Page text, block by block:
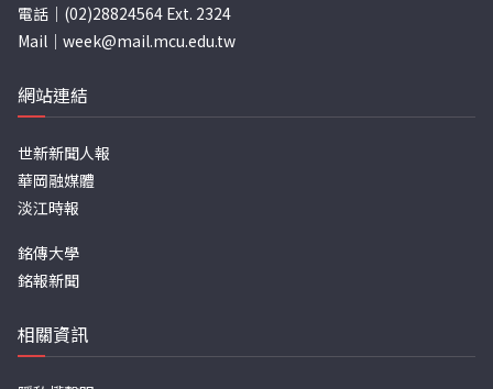
電話｜(02)28824564 Ext. 2324
Mail｜ week@mail.mcu.edu.tw
網站連結
世新新聞人報
華岡融媒體
淡江時報
銘傳大學
銘報新聞
相關資訊